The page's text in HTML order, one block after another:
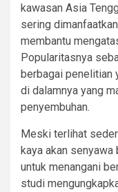
kawasan Asia
sering
membantu
Popularitasnya
berbagai penelitian
di dalamnya yang
penyembuhan.
Meski terlihat
kaya akan
untuk menangani
studi